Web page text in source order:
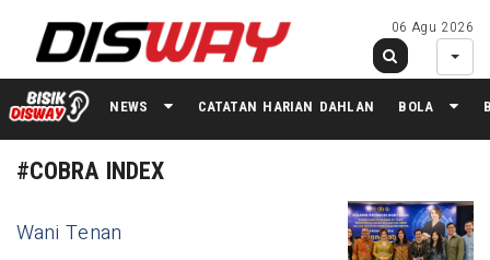
06 Agu 2026
NEWS CATATAN HARIAN DAHLAN BOLA
#COBRA INDEX
Wani Tenan